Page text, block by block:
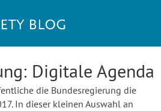
Digitale Agenda
die Bundesregierung die
In dieser kleinen Auswahl an